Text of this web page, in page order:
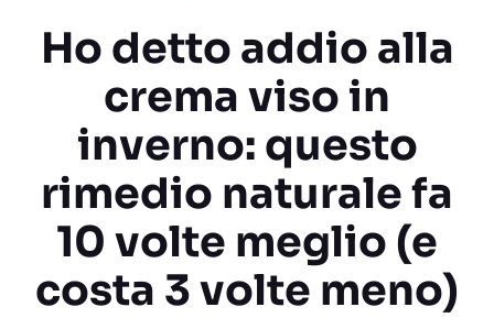
Ho detto addio alla
crema viso in
inverno: questo
rimedio naturale fa
10 volte meglio (e
costa 3 volte meno)